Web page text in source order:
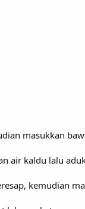
masukkan
air kaldu lalu
kemudian